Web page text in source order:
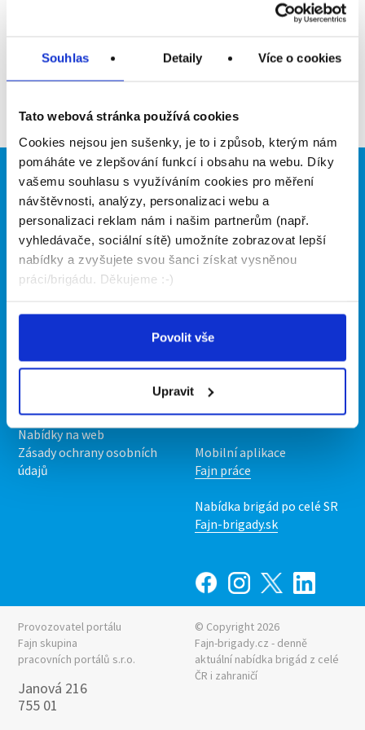
Souhlas Detaily Více o cookies
Tato webová stránka používá cookies
Cookies nejsou jen sušenky, je to i způsob, kterým nám
pomáháte ve zlepšování funkcí i obsahu na webu. Díky
vašemu souhlasu s využíváním cookies pro měření
návštěvnosti, analýzy, personalizaci webu a
personalizaci reklam nám i našim partnerům (např.
vyhledávače, sociální sítě) umožníte zobrazovat lepší
nabídky a zvyšujete svou šanci získat vysněnou
práci/brigádu. Děkujeme :-)
Povolit vše
Upravit
Brigádníci
Články
Hledané brigády
Firmy
Vložit inzerát
Ceník
Propagace
O portálu
O nás
Upravit předvolby cookies
Statistiky pro média
Nabídky na web
Zásady ochrany osobních
údajů
Naše další projekty
Mobilní aplikace
Fajn brigády
Nabídka práce z celé ČR
INwork.cz
Mobilní aplikace
Fajn práce
Nabídka brigád po celé SR
Fajn-brigady.sk
Provozovatel portálu
Fajn skupina
pracovních portálů s.r.o.
Janová 216
755 01
© Copyright 2026
Fajn-brigady.cz - denně
aktuální nabídka brigád z celé
ČR i zahraničí